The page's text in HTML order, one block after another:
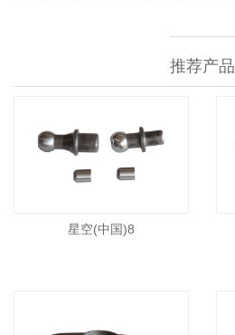
推荐产品
星空(中国)8